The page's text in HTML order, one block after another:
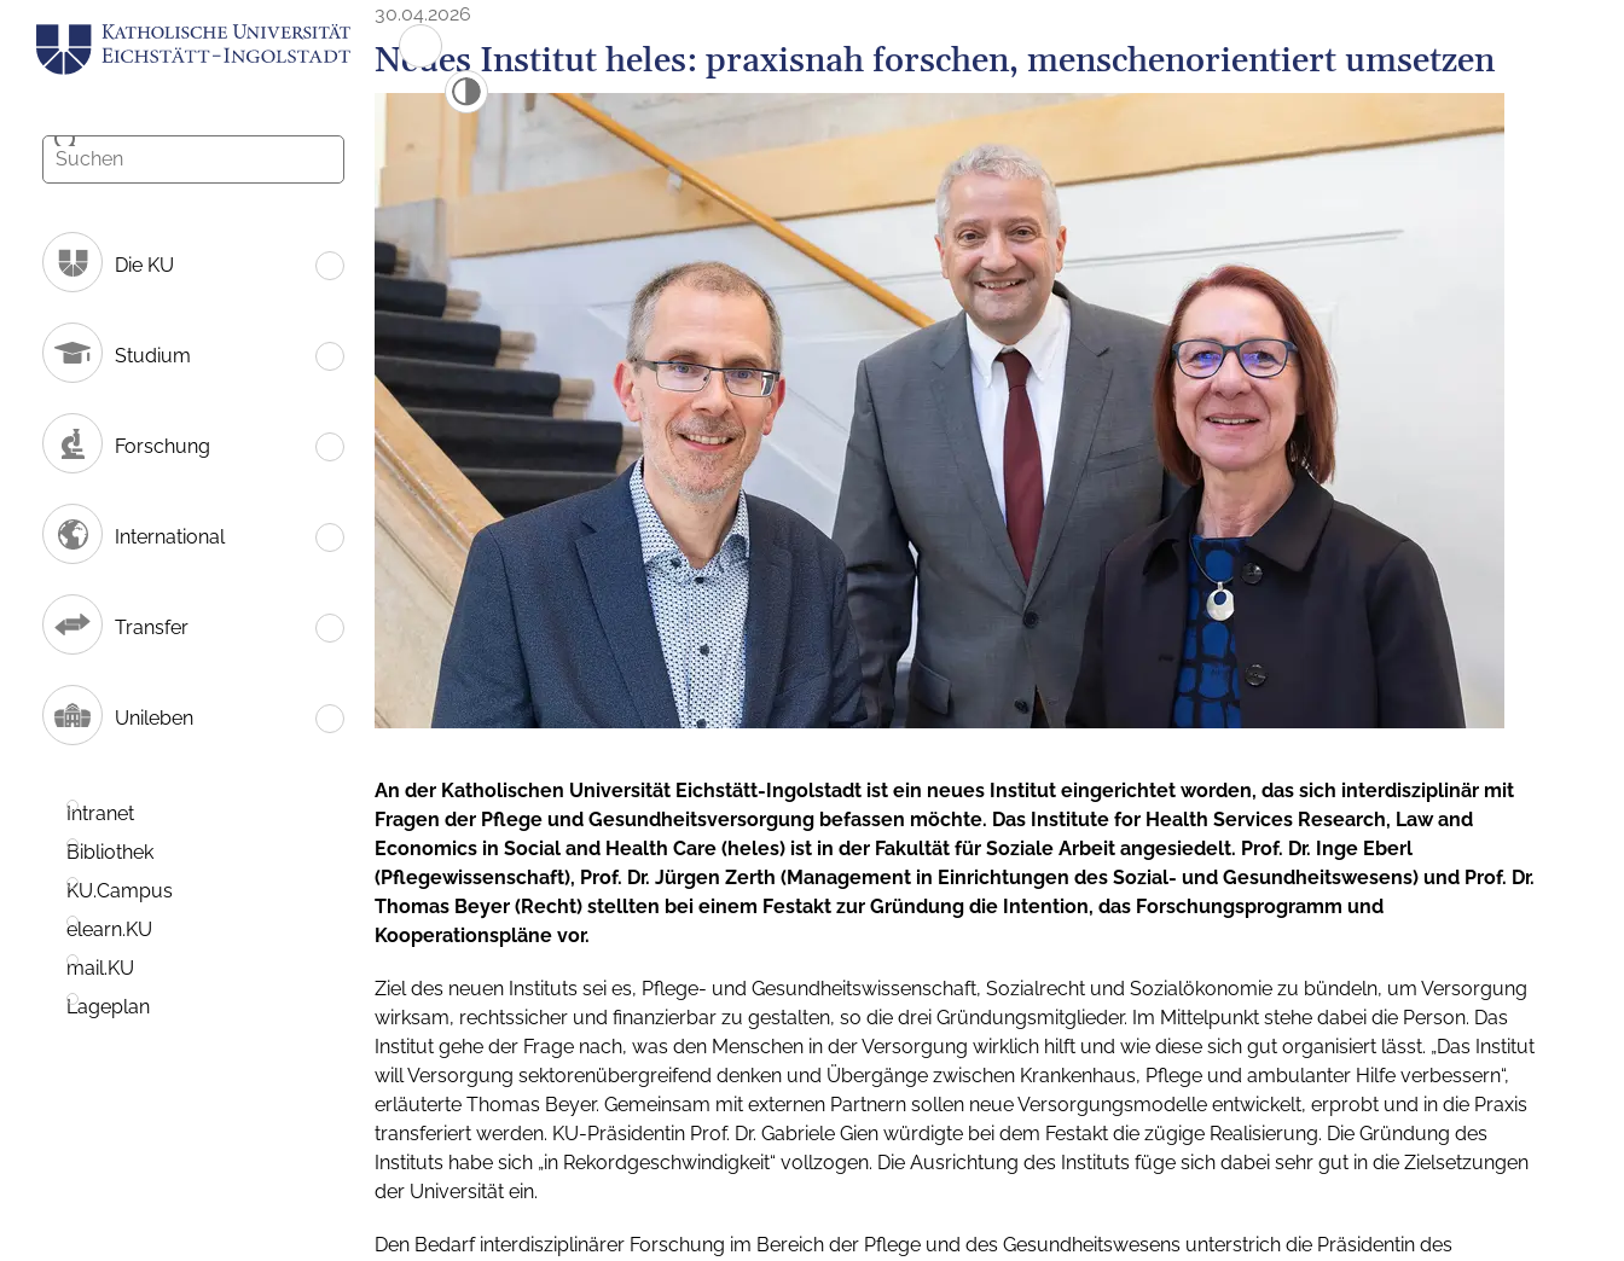
Die KU
Studium
Forschung
International
Transfer
Unileben
Intranet
Bibliothek
KU.Campus
elearn.KU
mail.KU
Lageplan
30.04.2026
Neues Institut heles: praxisnah forschen, menschenorientiert umsetzen
An der Katholischen Universität Eichstätt-Ingolstadt ist ein neues Institut eingerichtet worden, das sich interdisziplinär mit
Fragen der Pflege und Gesundheitsversorgung befassen möchte. Das Institute for Health Services Research, Law and
Economics in Social and Health Care (heles) ist in der Fakultät für Soziale Arbeit angesiedelt. Prof. Dr. Inge Eberl
(Pflegewissenschaft), Prof. Dr. Jürgen Zerth (Management in Einrichtungen des Sozial- und Gesundheitswesens) und Prof. Dr.
Thomas Beyer (Recht) stellten bei einem Festakt zur Gründung die Intention, das Forschungsprogramm und
Kooperationspläne vor.
Ziel des neuen Instituts sei es, Pflege- und Gesundheitswissenschaft, Sozialrecht und Sozialökonomie zu bündeln, um Versorgung
wirksam, rechtssicher und finanzierbar zu gestalten, so die drei Gründungsmitglieder. Im Mittelpunkt stehe dabei die Person. Das
Institut gehe der Frage nach, was den Menschen in der Versorgung wirklich hilft und wie diese sich gut organisiert lässt. „Das Institut
will Versorgung sektorenübergreifend denken und Übergänge zwischen Krankenhaus, Pflege und ambulanter Hilfe verbessern“,
erläuterte Thomas Beyer. Gemeinsam mit externen Partnern sollen neue Versorgungsmodelle entwickelt, erprobt und in die Praxis
transferiert werden. KU-Präsidentin Prof. Dr. Gabriele Gien würdigte bei dem Festakt die zügige Realisierung. Die Gründung des
Instituts habe sich „in Rekordgeschwindigkeit“ vollzogen. Die Ausrichtung des Instituts füge sich dabei sehr gut in die Zielsetzungen
der Universität ein.
Den Bedarf interdisziplinärer Forschung im Bereich der Pflege und des Gesundheitswesens unterstrich die Präsidentin des